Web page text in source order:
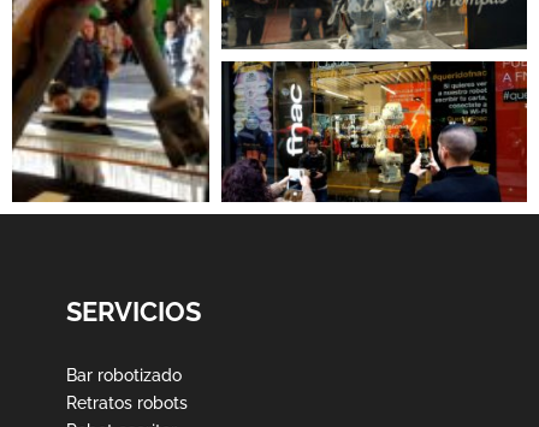
SERVICIOS
Bar robotizado
Retratos robots